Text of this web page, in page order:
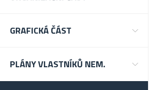
GRAFICKÁ ČÁST
PLÁNY VLASTNÍKŮ NEM.